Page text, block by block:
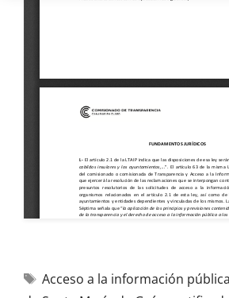
Acceso a la información pública